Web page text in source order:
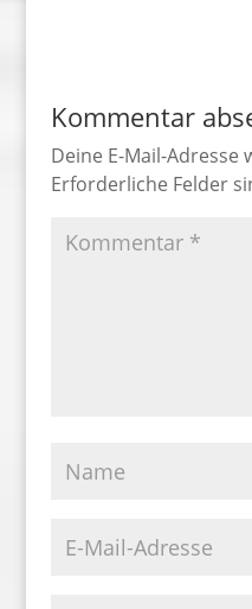
Kommentar
Deine E-Mail-
Erforderliche Felder